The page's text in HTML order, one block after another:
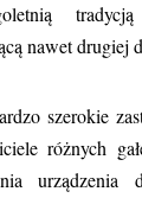
nawet
szerokie
różnych
urządzenia